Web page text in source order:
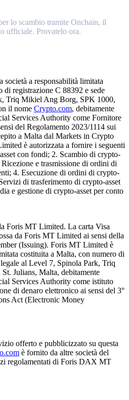
lo scambio tramite Onchain, il
ufficiale. Provatelo ora.
a responsabilità limitata
di registrazione C 88392 e sede
Triq Mikiel Ang Borg, SPK 1000,
il nome Crypto.com, debitamente
Services Authority come Fornitore
del Regolamento 2023/1114 sui
a Malta dal Markets in Crypto
è autorizzata a fornire i seguenti
con fondi; 2. Scambio di crypto-
e trasmissione di ordini di
4. Esecuzione di ordini di crypto-
di trasferimento di crypto-asset
e gestione di crypto-asset per conto
Foris MT Limited. La carta Visa
da Foris MT Limited ai sensi della
(Issuing). Foris MT Limited è
costituita a Malta, con numero di
al Level 7, Spinola Park, Triq
Julians, Malta, debitamente
Services Authority come istituto
di denaro elettronico ai sensi del 3°
Act (Electronic Money
offerto e pubblicizzato su questa
è fornito da altre società del
regolamentati di Foris DAX MT